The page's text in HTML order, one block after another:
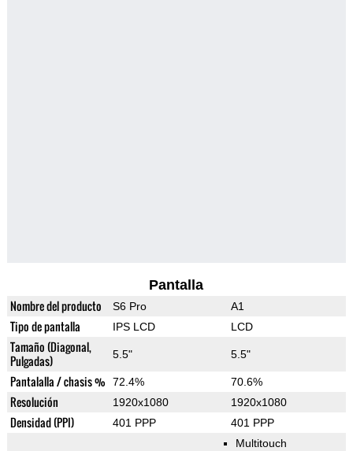
Pantalla
Nombre del producto S6 Pro A1
Tipo de pantalla IPS LCD LCD
Tamaño (Diagonal,
Pulgadas)
5.5" 5.5"
Pantalalla / chasis % 72.4% 70.6%
Resolución 1920x1080 1920x1080
Densidad (PPI) 401 PPP 401 PPP
Multitouch